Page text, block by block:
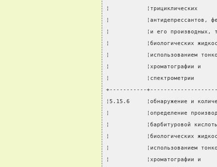
¦
¦           ¦антидепрессантов,
¦           ¦и его
¦
¦
¦
¦
+-----------
¦5.15.6     ¦обнаружение и
¦           ¦определение
¦           ¦барбитуровой
¦           ¦биологических
¦           ¦использованием
¦           ¦хроматографии